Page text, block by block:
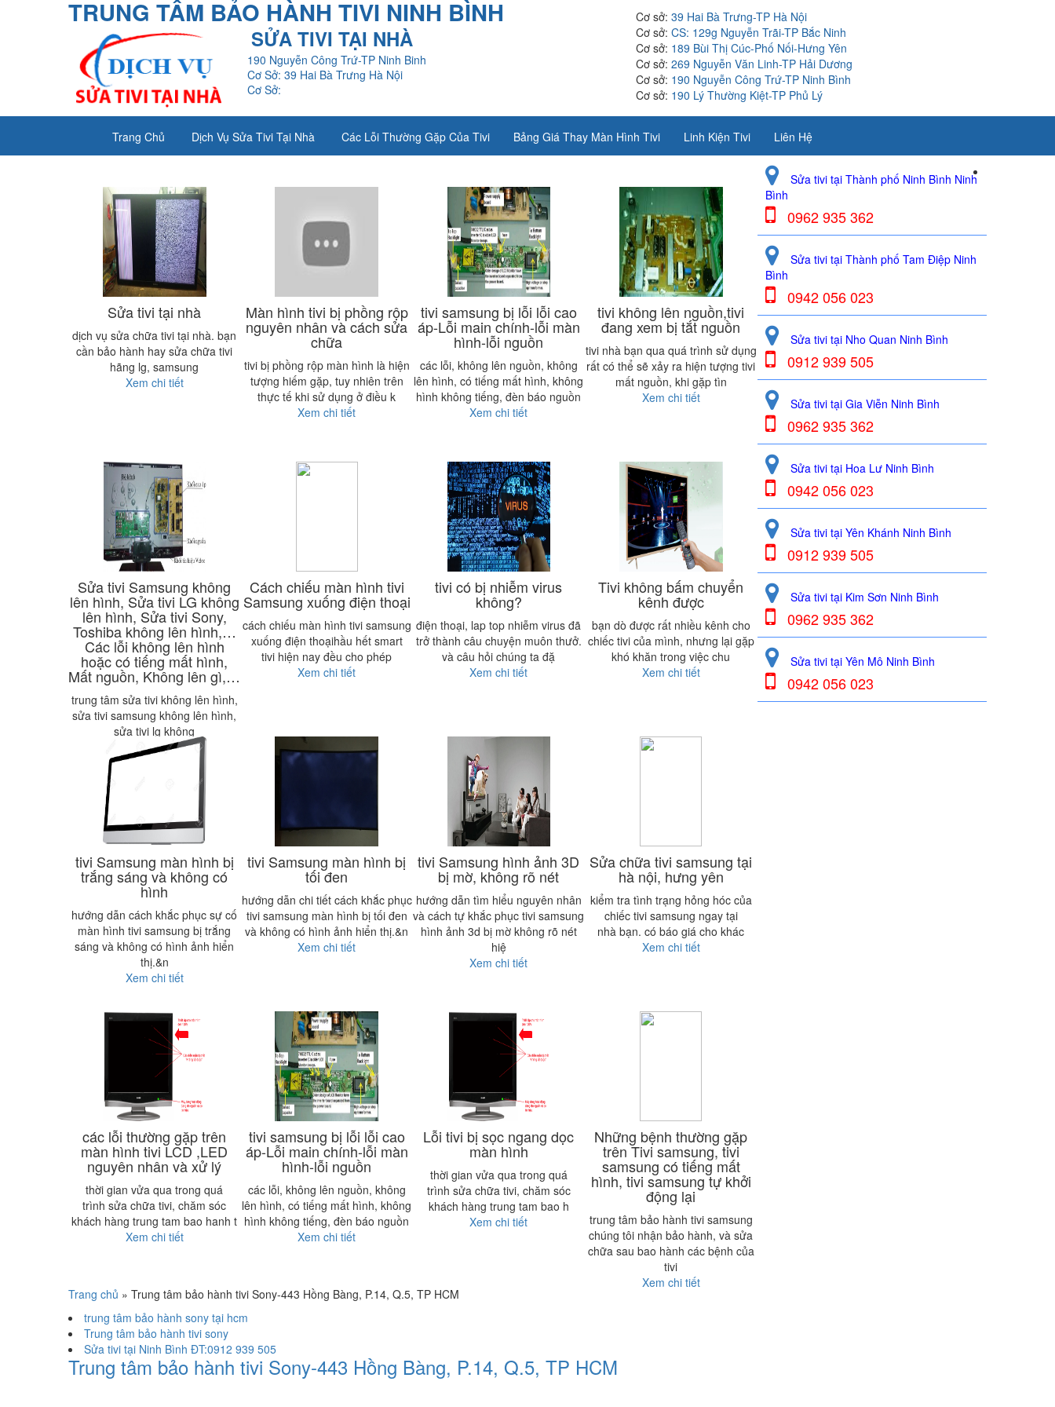
TRUNG TÂM BẢO HÀNH TIVI NINH BÌNH
SỬA TIVI TẠI NHÀ
190 Nguyễn Công Trứ-TP Ninh Binh
Cơ Sở: 39 Hai Bà Trưng Hà Nội
Cơ Sở:
Cơ sở: 39 Hai Bà Trưng-TP Hà Nội
Cơ sở: CS: 129g Nguyễn Trãi-TP Bắc Ninh
Cơ sở: 189 Bùi Thị Cúc-Phố Nối-Hưng Yên
Cơ sở: 269 Nguyễn Văn Linh-TP Hải Dương
Cơ sở: 190 Nguyễn Công Trứ-TP Ninh Bình
Cơ sở: 190 Lý Thường Kiệt-TP Phủ Lý
Trang Chủ Dịch Vụ Sửa Tivi Tại Nhà Các Lỗi Thường Gặp Của Tivi Bảng Giá Thay Màn Hình Tivi Linh Kiện Tivi Liên Hệ
Sửa tivi tại nhà
dịch vụ sửa chữa tivi tại nhà. bạn
cần bảo hành hay sửa chữa tivi
hãng lg, samsung
Xem chi tiết
Màn hình tivi bị phồng rộp
nguyên nhân và cách sửa
chữa
tivi bị phồng rộp màn hình là hiện
tượng hiếm gặp, tuy nhiên trên
thực tế khi sử dụng ở điều k
Xem chi tiết
tivi samsung bị lỗi lỗi cao
áp-Lỗi main chính-lỗi màn
hình-lỗi nguồn
các lỗi, không lên nguồn, không
lên hình, có tiếng mất hình, không
hình không tiếng, đèn báo nguồn
Xem chi tiết
tivi không lên nguồn,tivi
đang xem bị tắt nguồn
tivi nhà bạn qua quá trình sử dụng
rất có thể sẽ xảy ra hiện tượng tivi
mất nguồn, khi gặp tìn
Xem chi tiết
Sửa tivi Samsung không
lên hình, Sửa tivi LG không
lên hình, Sửa tivi Sony,
Toshiba không lên hình,…
Các lỗi không lên hình
hoặc có tiếng mất hình,
Mất nguồn, Không lên gì,…
trung tâm sửa tivi không lên hình,
sửa tivi samsung không lên hình,
sửa tivi lg không
Xem chi tiết
Cách chiếu màn hình tivi
Samsung xuống điện thoại
cách chiếu màn hình tivi samsung
xuống điện thoạihầu hết smart
tivi hiện nay đều cho phép
Xem chi tiết
tivi có bị nhiễm virus
không?
điện thoại, lap top nhiễm virus đã
trở thành câu chuyện muôn thưở.
và câu hỏi chúng ta đặ
Xem chi tiết
Tivi không bấm chuyển
kênh được
bạn dò được rất nhiều kênh cho
chiếc tivi của mình, nhưng lại gặp
khó khăn trong việc chu
Xem chi tiết
tivi Samsung màn hình bị
trắng sáng và không có
hình
hướng dẫn cách khắc phục sự cố
màn hình tivi samsung bị trắng
sáng và không có hình ảnh hiển
thị.&n
Xem chi tiết
tivi Samsung màn hình bị
tối đen
hướng dẫn chi tiết cách khắc phục
tivi samsung màn hình bị tối đen
và không có hình ảnh hiển thị.&n
Xem chi tiết
tivi Samsung hình ảnh 3D
bị mờ, không rõ nét
hướng dẫn tìm hiểu nguyên nhân
và cách tự khắc phục tivi samsung
hình ảnh 3d bị mờ không rõ nét
hiệ
Xem chi tiết
Sửa chữa tivi samsung tại
hà nội, hưng yên
kiểm tra tình trạng hỏng hóc của
chiếc tivi samsung ngay tại
nhà bạn. có báo giá cho khác
Xem chi tiết
các lỗi thường gặp trên
màn hình tivi LCD ,LED
nguyên nhân và xử lý
thời gian vửa qua trong quá
trình sửa chữa tivi, chăm sóc
khách hàng trung tam bao hanh t
Xem chi tiết
tivi samsung bị lỗi lỗi cao
áp-Lỗi main chính-lỗi màn
hình-lỗi nguồn
các lỗi, không lên nguồn, không
lên hình, có tiếng mất hình, không
hình không tiếng, đèn báo nguồn
Xem chi tiết
Lỗi tivi bị sọc ngang dọc
màn hình
thời gian vửa qua trong quá
trình sửa chữa tivi, chăm sóc
khách hàng trung tam bao h
Xem chi tiết
Những bệnh thường gặp
trên Tivi samsung, tivi
samsung có tiếng mất
hình, tivi samsung tự khởi
động lại
trung tâm bảo hành tivi samsung
chúng tôi nhận bảo hành, và sửa
chữa sau bao hành các bệnh của
tivi
Xem chi tiết
Trang chủ » Trung tâm bảo hành tivi Sony-443 Hồng Bàng, P.14, Q.5, TP HCM
trung tâm bảo hành sony tại hcm
Trung tâm bảo hành tivi sony
Sửa tivi tại Ninh Bình ĐT:0912 939 505
Trung tâm bảo hành tivi Sony-443 Hồng Bàng, P.14, Q.5, TP HCM
Sửa tivi tại Thành phố Ninh Bình Ninh
Bình
0962 935 362
Sửa tivi tại Thành phố Tam Điệp Ninh
Bình
0942 056 023
Sửa tivi tại Nho Quan Ninh Bình
0912 939 505
Sửa tivi tại Gia Viễn Ninh Bình
0962 935 362
Sửa tivi tại Hoa Lư Ninh Bình
0942 056 023
Sửa tivi tại Yên Khánh Ninh Bình
0912 939 505
Sửa tivi tại Kim Sơn Ninh Bình
0962 935 362
Sửa tivi tại Yên Mô Ninh Bình
0942 056 023